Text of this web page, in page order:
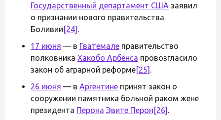
Государственный департамент США заявил
о признании нового правительства
Боливии [24] .
17 июня — в Гватемале правительство
полковника Хакобо Арбенса провозгласило
закон об аграрной реформе[25] .
26 июня — в Аргентине принят закон о
сооружении памятника больной раком жене
президента Перона Эвите Перон [26] .